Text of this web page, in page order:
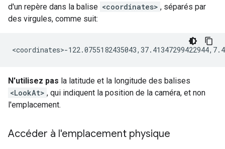
d'un repère dans la balise <coordinates> , séparés par
des virgules, comme suit:
N'utilisez pas la latitude et la longitude des balises
<LookAt> , qui indiquent la position de la caméra, et non
l'emplacement.
Accéder à l'emplacement physique